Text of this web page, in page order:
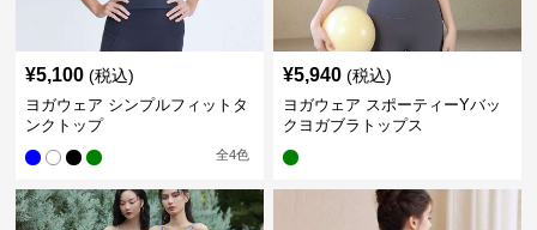
¥5,100 (税込)
ヨガウェア シンプルフィットタ
ンクトップ
全4色
¥5,940 (税込)
ヨガウェア スポーティーYバッ
クヨガブラトップス